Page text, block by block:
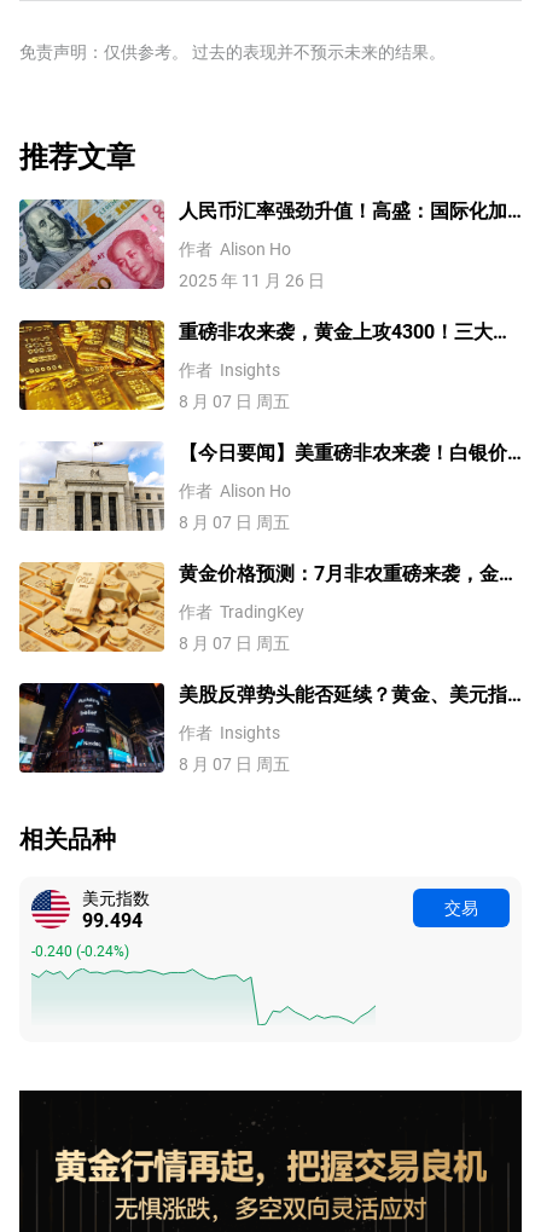
忧)。当仅仅降低利率不太可能达到必要的效果时，这是最
缩的首选武器。它涉及到美联储印刷更多的美元，并用这
免责声明：仅供参考。 过去的表现并不预示未来的结果。
推荐文章
人民币汇率强劲升值！高盛：国际化加
速，2026年人民币兑美元升至6.85
作者 Alison Ho
2025 年 11 月 26 日
重磅非农来袭，黄金上攻4300！三大因
素预示金价升势有望延续
作者 Insights
8 月 07 日 周五
【今日要闻】美重磅非农来袭！白银价
格涨4%，黄金创一个多月新高
作者 Alison Ho
8 月 07 日 周五
黄金价格预测：7月非农重磅来袭，金价
站上4300美元后还能涨吗？
作者 TradingKey
8 月 07 日 周五
美股反弹势头能否延续？黄金、美元指
数、费半指数、纳指100技术分析
作者 Insights
8 月 07 日 周五
相关品种
美元指数
99.494
-0.240 (-0.24%)
交易